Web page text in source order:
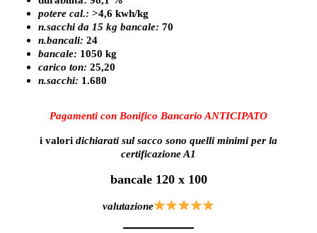
potere cal.: >4,6 kwh/kg
n.sacchi da 15 kg bancale: 70
n.bancali: 24
bancale: 1050 kg
carico ton: 25,20
n.sacchi: 1.680
Pagamenti con Bonifico Bancario ANTICIPATO
i valori dichiarati sul sacco sono quelli minimi per la
certificazione A1
bancale 120 x 100
valutazione